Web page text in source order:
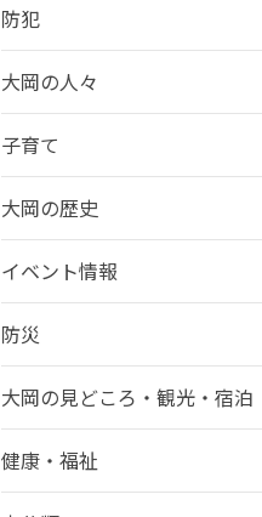
防犯
大岡の人々
子育て
大岡の歴史
イベント情報
防災
大岡の見どころ・観光・宿泊
健康・福祉